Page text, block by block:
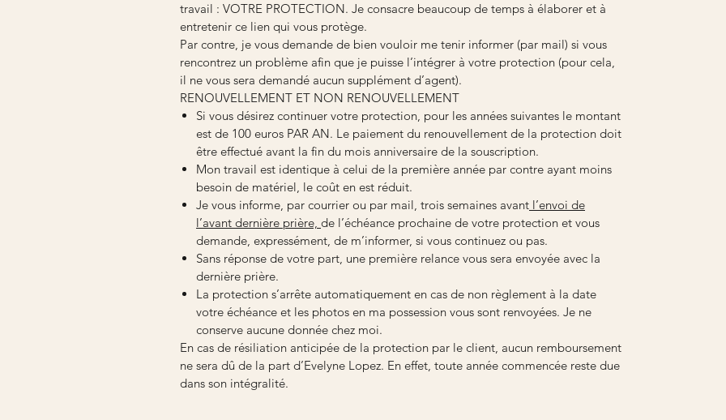
travail : VOTRE PROTECTION. Je consacre beaucoup de temps à élaborer et à
entretenir ce lien qui vous protège.
Par contre, je vous demande de bien vouloir me tenir informer (par mail) si vous
rencontrez un problème afin que je puisse l’intégrer à votre protection (pour cela,
il ne vous sera demandé aucun supplément d’agent).
RENOUVELLEMENT ET NON RENOUVELLEMENT
Si vous désirez continuer votre protection, pour les années suivantes le montant
est de 100 euros PAR AN. Le paiement du renouvellement de la protection doit
être effectué avant la fin du mois anniversaire de la souscription.
Mon travail est identique à celui de la première année par contre ayant moins
besoin de matériel, le coût en est réduit.
Je vous informe, par courrier ou par mail, trois semaines avant l’envoi de
l’avant dernière prière, de l’échéance prochaine de votre protection et vous
demande, expressément, de m’informer, si vous continuez ou pas.
Sans réponse de votre part, une première relance vous sera envoyée avec la
dernière prière.
La protection s’arrête automatiquement en cas de non règlement à la date
votre échéance et les photos en ma possession vous sont renvoyées. Je ne
conserve aucune donnée chez moi.
En cas de résiliation anticipée de la protection par le client, aucun remboursement
ne sera dû de la part d’Evelyne Lopez. En effet, toute année commencée reste due
dans son intégralité.